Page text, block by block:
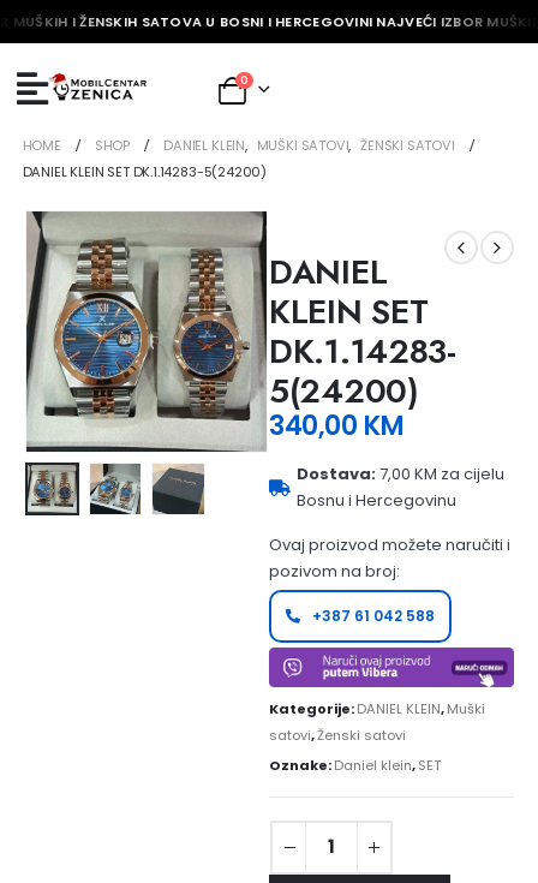
MUŠKIH I ŽENSKIH SATOVA U BOSNI I HERCEGOVINI NAJVEĆI IZBOR
0
HOME SHOP DANIEL KLEIN, MUŠKI SATOVI, ŽENSKI SATOVI
DANIEL KLEIN SET DK.1.14283-5(24200)
DANIEL
KLEIN SET
DK.1.14283-
5(24200)
340,00 KM
Dostava:7,00 KM za cijelu
Bosnu i Hercegovinu
Ovaj proizvod možete naručiti i
pozivom na broj:
+387 61 042 588
Kategorije:DANIEL KLEIN,Muški
satovi,Ženski satovi
Oznake:Daniel klein,SET